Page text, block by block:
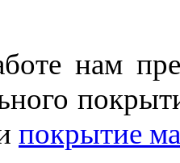
нам
покрытие